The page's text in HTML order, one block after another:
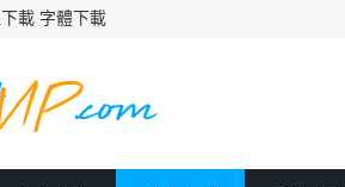
載 字體下載